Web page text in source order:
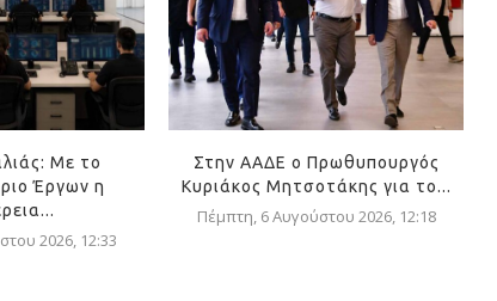
Με το
Έργων η
2026, 12:33
Στην ΑΑΔΕ ο Πρωθυπουργός
Κυριάκος Μητσοτάκης για το...
Πέμπτη, 6 Αυγούστου 2026, 12:18